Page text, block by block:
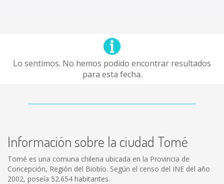
Lo sentimos. No hemos podido encontrar resultados
para esta fecha.
Información sobre la ciudad Tomé
Tomé es una comuna chilena ubicada en la Provincia de
Concepción, Región del Biobío. Según el censo del INE del año
2002, poseía 52.654 habitantes.